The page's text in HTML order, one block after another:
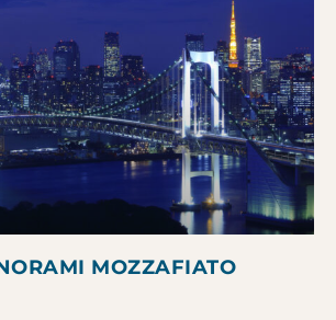
MOZZAFIATO